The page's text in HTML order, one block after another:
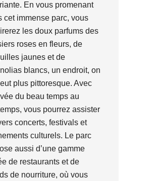
En vous promenant
cet immense parc, vous
les doux parfums des
roses en fleurs, de
jaunes et de
blancs, un endroit, on
plus pittoresque. Avec
du beau temps au
vous pourrez assister
concerts, festivals et
culturels. Le parc
aussi d’une gamme
de restaurants et de
de nourriture, où vous